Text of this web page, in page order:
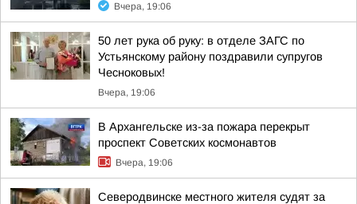
Вчера, 19:06
50 лет рука об руку: в отделе ЗАГС по
Устьянскому району поздравили супругов
Чесноковых!
Вчера, 19:06
В Архангельске из-за пожара перекрыт
проспект Советских космонавтов
Вчера, 19:06
Северодвинске местного жителя судят за